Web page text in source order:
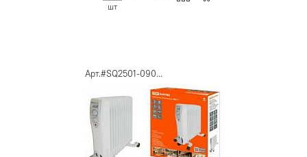
шт
Арт.#SQ2501-090...